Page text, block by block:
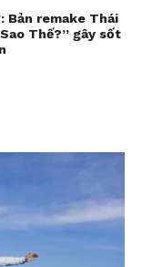
Bản remake Thái
Thế?” gây sốt